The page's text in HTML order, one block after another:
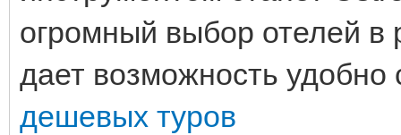
огромный выбор отелей в
дает возможность
дешевых туров